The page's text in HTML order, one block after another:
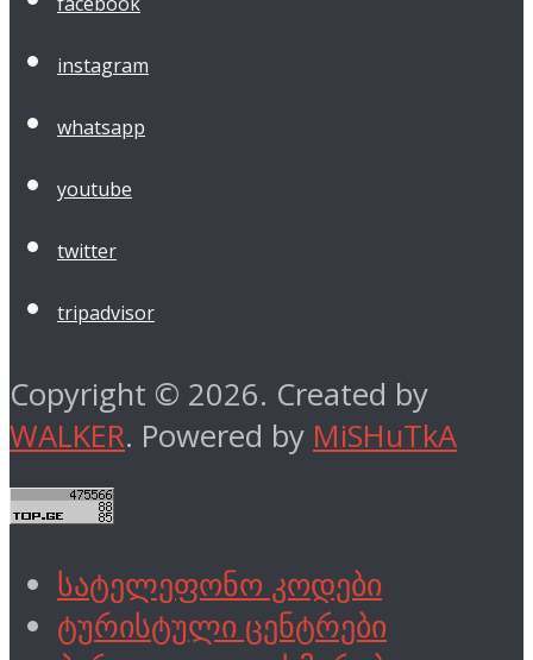
instagram
whatsapp
youtube
twitter
tripadvisor
Copyright © 2026. Created by
WALKER. Powered by MiSHuTkA
სატელეფონო კოდები
ტურისტული ცენტრები